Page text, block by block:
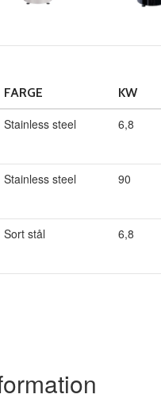
FARGE KW
Stainless steel 6,8
Stainless steel 90
Sort stål 6,8